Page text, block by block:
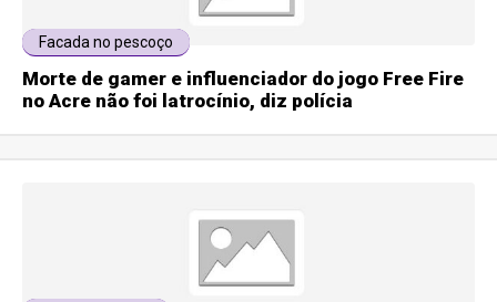
Facada no pescoço
Morte de gamer e influenciador do jogo Free Fire
no Acre não foi latrocínio, diz polícia